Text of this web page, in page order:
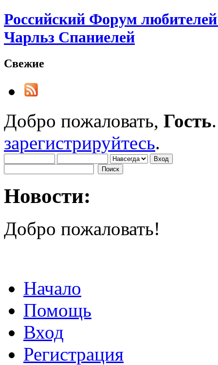
Российский Форум
Чарльз Спаниелей
Свежие
Добро пожаловать, Гость
зарегистрируйтесь.
Новости:
Добро пожаловать!
Начало
Помощь
Вход
Регистрация